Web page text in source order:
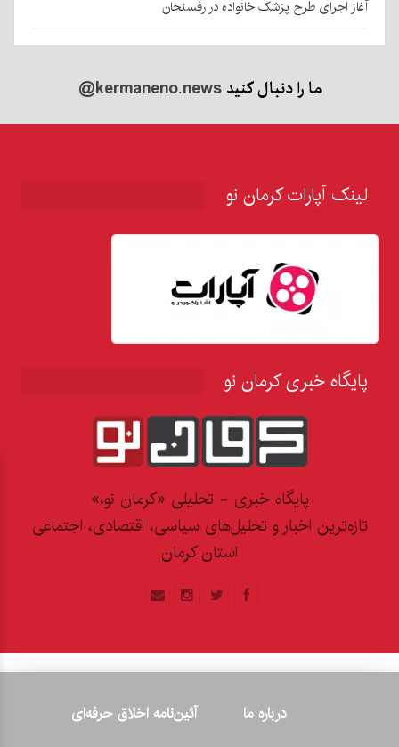
آغاز اجرای طرح پزشک خانواده در رفسنجان
ما را دنبال کنید@kermaneno.news
لینک آپارات کرمان نو
پایگاه خبری کرمان نو
پایگاه خبری - تحلیلی «کرمان نو،»
تازه‌ترین اخبار و تحلیل‌های سیاسی، اقتصادی، اجتماعی
استان کرمان
درباره ما آئین‌نامه اخلاق حرفه‌ای